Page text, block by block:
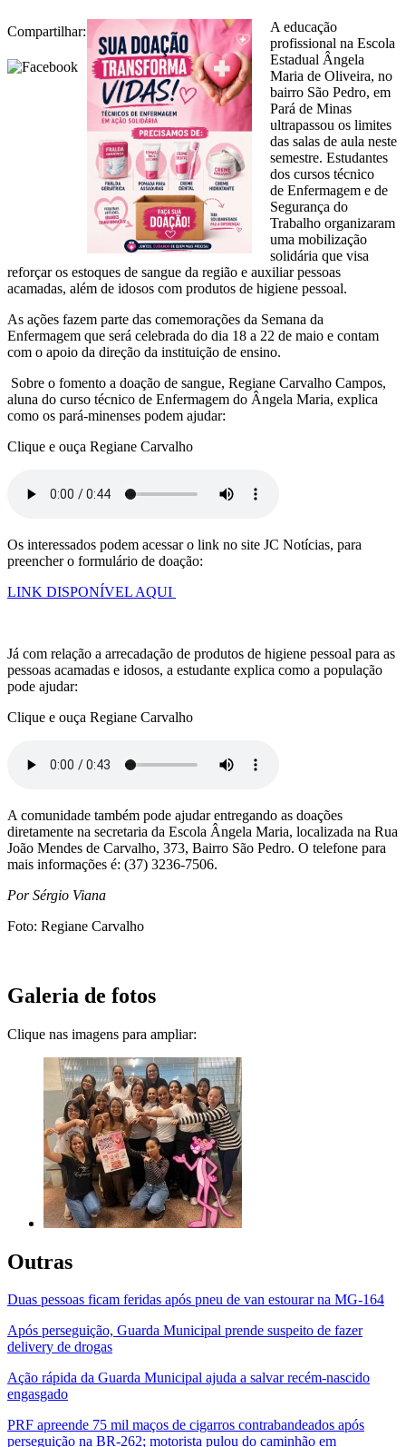
Compartilhar:
A educação
profissional na Escola
Estadual Ângela
Maria de Oliveira, no
bairro São Pedro, em
Pará de Minas
ultrapassou os limites
das salas de aula neste
semestre. Estudantes
dos cursos técnico
de Enfermagem e de
Segurança do
Trabalho organizaram
uma mobilização
solidária que visa
reforçar os estoques de sangue da região e auxiliar pessoas
acamadas, além de idosos com produtos de higiene pessoal.
As ações fazem parte das comemorações da Semana da
Enfermagem que será celebrada do dia 18 a 22 de maio e contam
com o apoio da direção da instituição de ensino.
Sobre o fomento a doação de sangue, Regiane Carvalho Campos,
aluna do curso técnico de Enfermagem do Ângela Maria, explica
como os pará-minenses podem ajudar:
Clique e ouça Regiane Carvalho
Os interessados podem acessar o link no site JC Notícias, para
preencher o formulário de doação:
LINK DISPONÍVEL AQUI
Já com relação a arrecadação de produtos de higiene pessoal para as
pessoas acamadas e idosos, a estudante explica como a população
pode ajudar:
Clique e ouça Regiane Carvalho
A comunidade também pode ajudar entregando as doações
diretamente na secretaria da Escola Ângela Maria, localizada na Rua
João Mendes de Carvalho, 373, Bairro São Pedro. O telefone para
mais informações é: (37) 3236-7506.
Por Sérgio Viana
Foto: Regiane Carvalho
Galeria de fotos
Clique nas imagens para ampliar:
Outras
Duas pessoas ficam feridas após pneu de van estourar na MG-164
Após perseguição, Guarda Municipal prende suspeito de fazer
delivery de drogas
Ação rápida da Guarda Municipal ajuda a salvar recém-nascido
engasgado
PRF apreende 75 mil maços de cigarros contrabandeados após
perseguição na BR-262; motorista pulou do caminhão em